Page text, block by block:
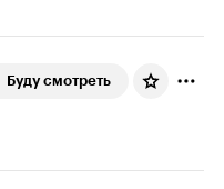
Буду смотреть